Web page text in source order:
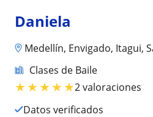
Daniela
Medellín, Envigado, Itagui,
Clases de Baile
★★★★★2 valoraciones
Datos verificados